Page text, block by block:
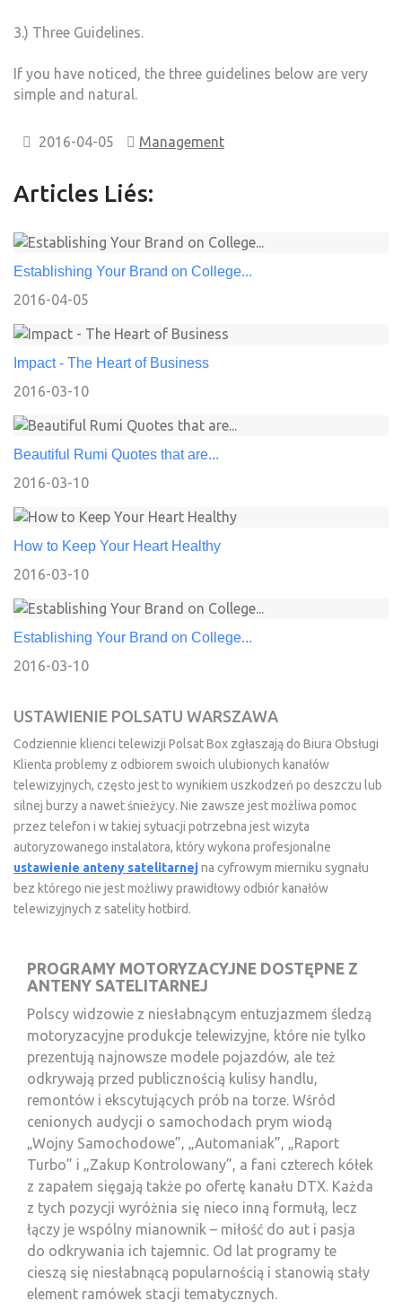
3.) Three Guidelines.
If you have noticed, the three guidelines below are very
simple and natural.
2016-04-05 Management
Articles Liés:
Establishing Your Brand on College...
2016-04-05
Impact - The Heart of Business
2016-03-10
Beautiful Rumi Quotes that are...
2016-03-10
How to Keep Your Heart Healthy
2016-03-10
Establishing Your Brand on College...
2016-03-10
USTAWIENIE POLSATU WARSZAWA
Codziennie klienci telewizji Polsat Box zgłaszają do Biura Obsługi
Klienta problemy z odbiorem swoich ulubionych kanałów
telewizyjnych, często jest to wynikiem uszkodzeń po deszczu lub
silnej burzy a nawet śnieżycy. Nie zawsze jest możliwa pomoc
przez telefon i w takiej sytuacji potrzebna jest wizyta
autoryzowanego instalatora, który wykona profesjonalne
ustawienie anteny satelitarnejna cyfrowym mierniku sygnału
bez którego nie jest możliwy prawidłowy odbiór kanałów
telewizyjnych z satelity hotbird.
PROGRAMY MOTORYZACYJNE DOSTĘPNE Z
ANTENY SATELITARNEJ
Polscy widzowie z niesłabnącym entuzjazmem śledzą
motoryzacyjne produkcje telewizyjne, które nie tylko
prezentują najnowsze modele pojazdów, ale też
odkrywają przed publicznością kulisy handlu,
remontów i ekscytujących prób na torze. Wśród
cenionych audycji o samochodach prym wiodą
„Wojny Samochodowe”, „Automaniak”, „Raport
Turbo” i „Zakup Kontrolowany”, a fani czterech kółek
z zapałem sięgają także po ofertę kanału DTX. Każda
z tych pozycji wyróżnia się nieco inną formułą, lecz
łączy je wspólny mianownik – miłość do aut i pasja
do odkrywania ich tajemnic. Od lat programy te
cieszą się niesłabnącą popularnością i stanowią stały
element ramówek stacji tematycznych.